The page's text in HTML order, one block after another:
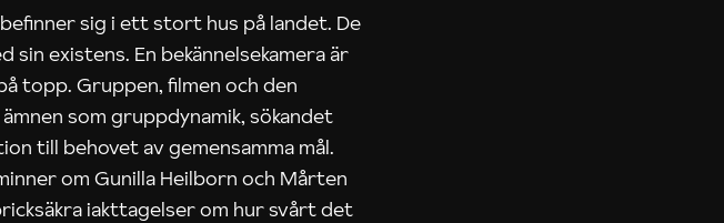
sig i ett stort hus på landet. De
existens. En bekännelsekamera är
topp. Gruppen, filmen och den
som gruppdynamik, sökandet
till behovet av gemensamma mål.
om Gunilla Heilborn och Mårten
iakttagelser om hur svårt det